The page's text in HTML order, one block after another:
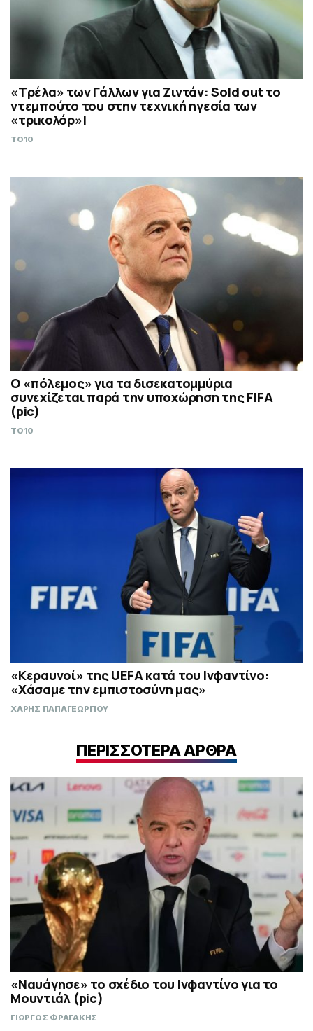
«Τρέλα» των Γάλλων για Ζιντάν: Sold out το
ντεμπούτο του στην τεχνική ηγεσία των
«τρικολόρ»!
TO10
Ο «πόλεμος» για τα δισεκατομμύρια
συνεχίζεται παρά την υποχώρηση της FIFA
(pic)
TO10
«Κεραυνοί» της UEFA κατά του Ινφαντίνο:
«Χάσαμε την εμπιστοσύνη μας»
ΧΑΡΗΣ ΠΑΠΑΓΕΩΡΓΙΟΥ
ΠΕΡΙΣΣΟΤΕΡΑ ΑΡΘΡΑ
«Ναυάγησε» το σχέδιο του Ινφαντίνο για το
Μουντιάλ (pic)
ΓΙΩΡΓΟΣ ΦΡΑΓΑΚΗΣ